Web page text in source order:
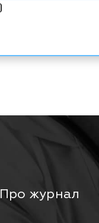
Про журнал